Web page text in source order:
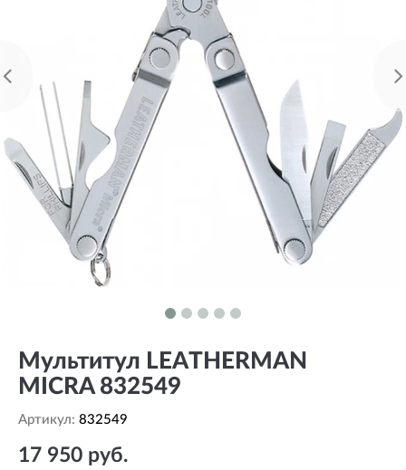
Мультитул LEATHERMAN
MICRA 832549
Артикул: 832549
17 950 руб.